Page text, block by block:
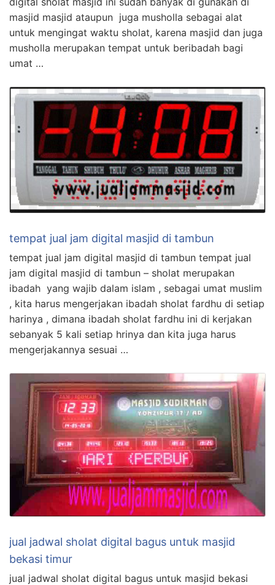
masjid masjid ataupun juga musholla sebagai alat
untuk mengingat waktu sholat, karena masjid dan juga
musholla merupakan tempat untuk beribadah bagi
umat …
tempat jual jam digital masjid di tambun
tempat jual jam digital masjid di tambun tempat jual
jam digital masjid di tambun – sholat merupakan
ibadah yang wajib dalam islam , sebagai umat muslim
, kita harus mengerjakan ibadah sholat fardhu di setiap
harinya , dimana ibadah sholat fardhu ini di kerjakan
sebanyak 5 kali setiap hrinya dan kita juga harus
mengerjakannya sesuai …
jual jadwal sholat digital bagus untuk masjid
bekasi timur
jual jadwal sholat digital bagus untuk masjid bekasi